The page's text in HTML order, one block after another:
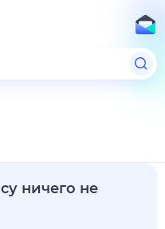
ничего не